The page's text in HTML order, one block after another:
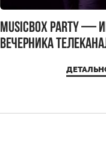
MUSICBOX PARTY
вечерника